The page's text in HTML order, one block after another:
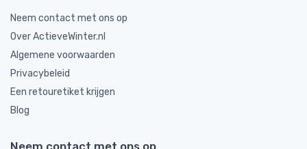
Neem contact met ons op
Over ActieveWinter.nl
Algemene voorwaarden
Privacybeleid
Een retouretiket krijgen
Blog
Neem contact met ons op